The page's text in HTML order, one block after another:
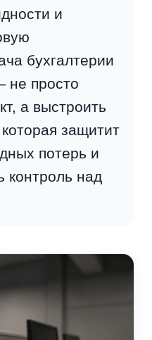
и
бухгалтерии
не просто
а выстроить
защитит
потерь и
контроль над